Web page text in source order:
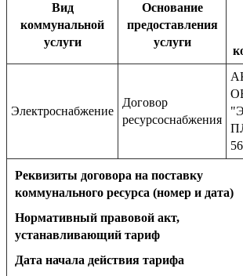
Вид
коммунальной
услуги
Основание
предоставления
услуги
Электроснабжение
Договор
ресурсоснабжения
Реквизиты договора на поставку
коммунального ресурса (номер и дата)
Нормативный правовой акт,
устанавливающий тариф
Дата начала действия тарифа